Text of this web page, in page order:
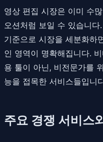
영상 편집 시장은 이미 수
오션처럼 보일 수 있습니
기준으로 시장을 세분화하
인 영역이 명확해집니다.
용 툴이 아닌, 비전문가를
능을 접목한 서비스들입니
주요 경쟁 서비스